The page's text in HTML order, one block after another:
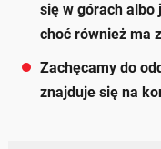
się w górach albo
choć również ma
Zachęcamy do
znajduje się na